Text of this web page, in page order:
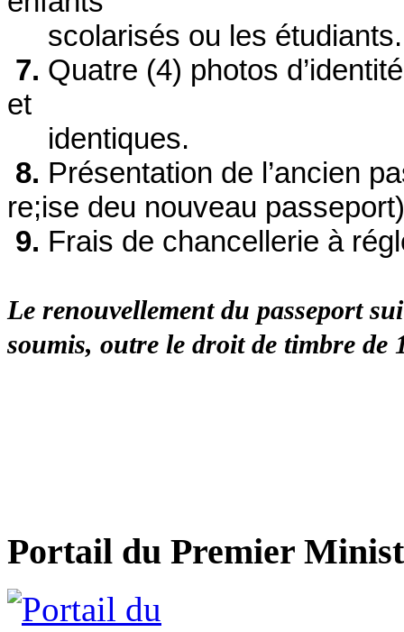
scolarisés ou les étudiants.
7. Quatre (4) photos
et
identiques.
8. Présentation de l’ancien
re;ise deu nouveau passeport)
9. Frais de chancellerie à
Le renouvellement du passeport
soumis, outre le droit de timbre de
Portail du Premier